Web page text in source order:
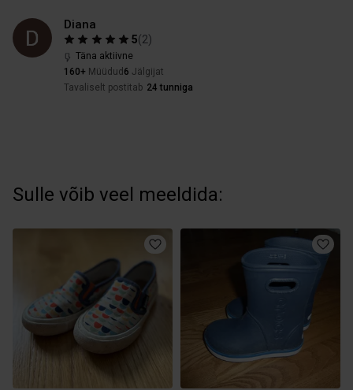
Diana
5(2)
Täna aktiivne
160+ Müüdud 6 Jälgijat
Tavaliselt postitab 24 tunniga
Sulle võib veel meeldida: